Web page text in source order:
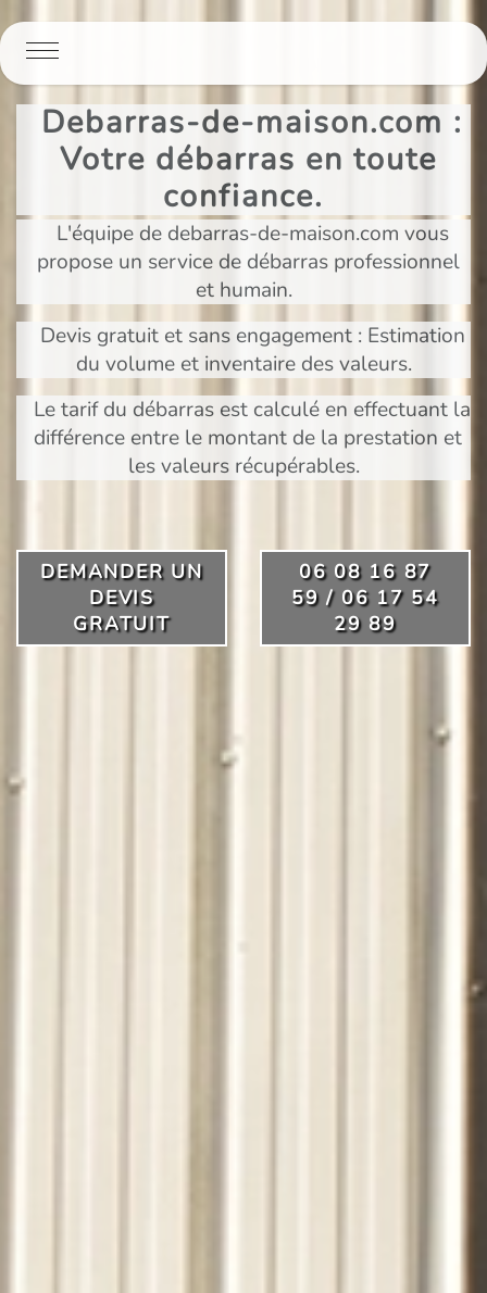
Debarras-de-maison.com :
Votre débarras en toute
confiance.
L'équipe de debarras-de-maison.com vous
propose un service de débarras professionnel
et humain.
Devis gratuit et sans engagement : Estimation
du volume et inventaire des valeurs.
Le tarif du débarras est calculé en effectuant la
différence entre le montant de la prestation et
les valeurs récupérables.
DEMANDER UN
DEVIS
GRATUIT
06 08 16 87
59 / 06 17 54
29 89